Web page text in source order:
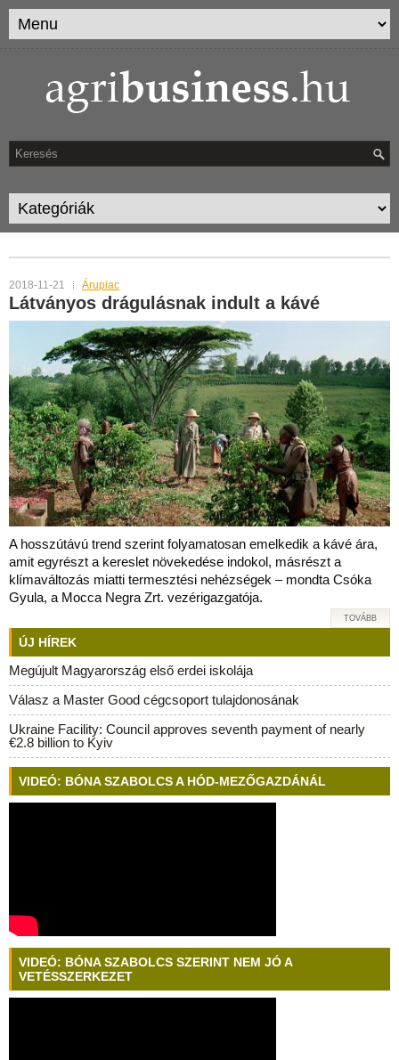
2018-11-21 Árupiac
Látványos drágulásnak indult a kávé
A hosszútávú trend szerint folyamatosan emelkedik a kávé ára,
amit egyrészt a kereslet növekedése indokol, másrészt a
klímaváltozás miatti termesztési nehézségek – mondta Csóka
Gyula, a Mocca Negra Zrt. vezérigazgatója.
TOVÁBB
ÚJ HÍREK
Megújult Magyarország első erdei iskolája
Válasz a Master Good cégcsoport tulajdonosának
Ukraine Facility: Council approves seventh payment of nearly
€2.8 billion to Kyiv
VIDEÓ: BÓNA SZABOLCS A HÓD-MEZŐGAZDÁNÁL
VIDEÓ: BÓNA SZABOLCS SZERINT NEM JÓ A
VETÉSSZERKEZET